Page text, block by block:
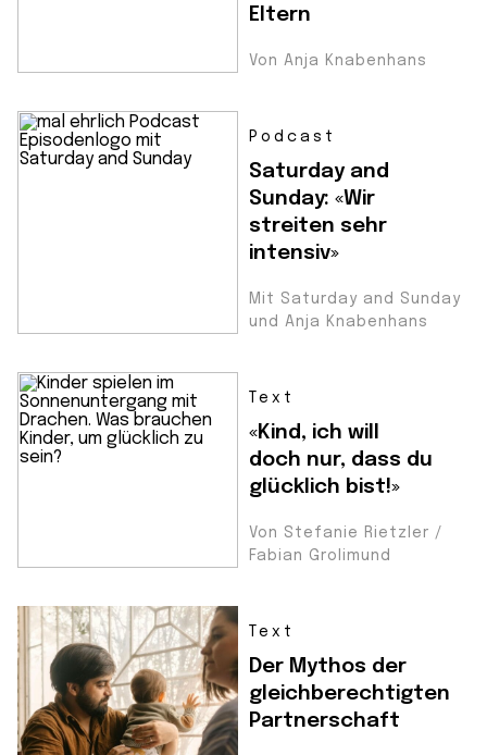
Eltern
Von Anja Knabenhans
Podcast
Saturday and
Sunday: «Wir
streiten sehr
intensiv»
Mit Saturday and Sunday
und Anja Knabenhans
Text
«Kind, ich will
doch nur, dass du
glücklich bist!»
Von Stefanie Rietzler /
Fabian Grolimund
Text
Der Mythos der
gleichberechtigten
Partnerschaft